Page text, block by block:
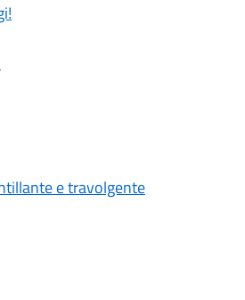
e travolgente